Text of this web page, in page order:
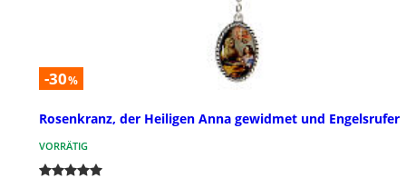
-30%
Rosenkranz, der Heiligen Anna gewidmet und Engelsrufer
VORRÄTIG